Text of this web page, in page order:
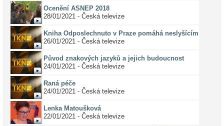
Ocenění ASNEP 2018
28/01/2021 - Česká televize
Kniha Odposlechnuto v Praze pomáhá neslyšícím
26/01/2021 - Česká televize
Původ znakových jazyků a jejich budoucnost
24/01/2021 - Česká televize
Raná péče
24/01/2021 - Česká televize
Lenka Matoušková
22/01/2021 - Česká televize